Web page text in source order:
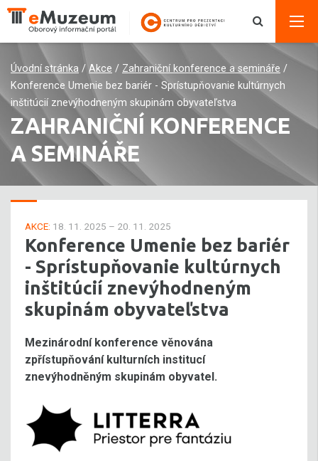
Úvodní stránka / Akce / Zahraniční konference a semináře /
Konference Umenie bez bariér - Sprístupňovanie kultúrnych
inštitúcií znevýhodneným skupinám obyvateľstva
ZAHRANIČNÍ KONFERENCE
A SEMINÁŘE
AKCE: 18. 11. 2025 – 20. 11. 2025
Konference Umenie bez bariér
- Sprístupňovanie kultúrnych
inštitúcií znevýhodneným
skupinám obyvateľstva
Mezinárodní konference věnována
zpřístupňování kulturních institucí
znevýhodněným skupinám obyvatel.